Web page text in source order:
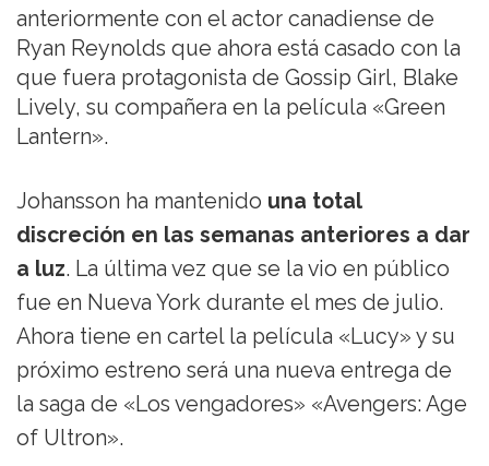
anteriormente con el actor canadiense de
Ryan Reynolds que ahora está casado con la
que fuera protagonista de Gossip Girl, Blake
Lively, su compañera en la película «Green
Lantern».
Johansson ha mantenido una total
discreción en las semanas anteriores a dar
a luz. La última vez que se la vio en público
fue en Nueva York durante el mes de julio.
Ahora tiene en cartel la película «Lucy» y su
próximo estreno será una nueva entrega de
la saga de «Los vengadores» «Avengers: Age
of Ultron».